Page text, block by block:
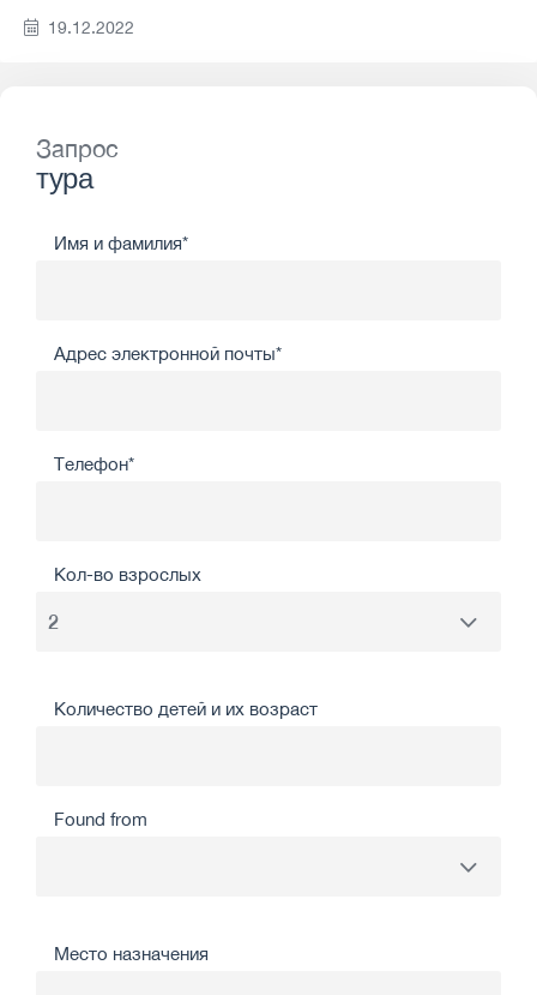
19.12.2022
Запрос
тура
Имя и фамилия*
Адрес электронной почты*
Телефон*
Кол-во взрослых
Количество детей и их возраст
Found from
Место назначения